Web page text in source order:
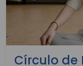
Círculo de